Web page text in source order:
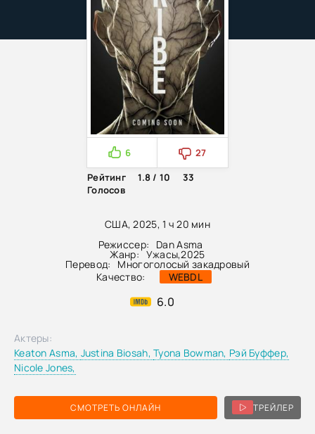
США, 2025, 1 ч 20 мин
Режиссер:
Dan Asma
Жанр: Ужасы,2025
Перевод:
Многоголосый закадровый
Качество:
WEBDL
6.0
6
27
Рейтинг
1.8 / 10
33
Голосов
СМОТРЕТЬ ОНЛАЙН ТРЕЙЛЕР
Актеры:
Keaton Asma, Justina Biosah,Tyona Bowman, Рэй Буффер,
Nicole Jones,